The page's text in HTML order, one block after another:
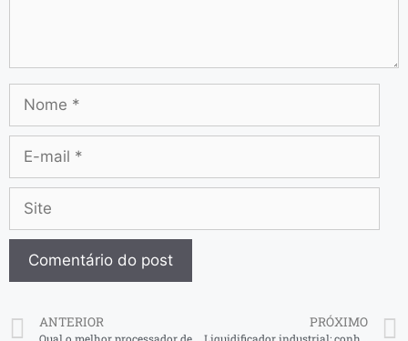
ANTERIOR PRÓXIMO